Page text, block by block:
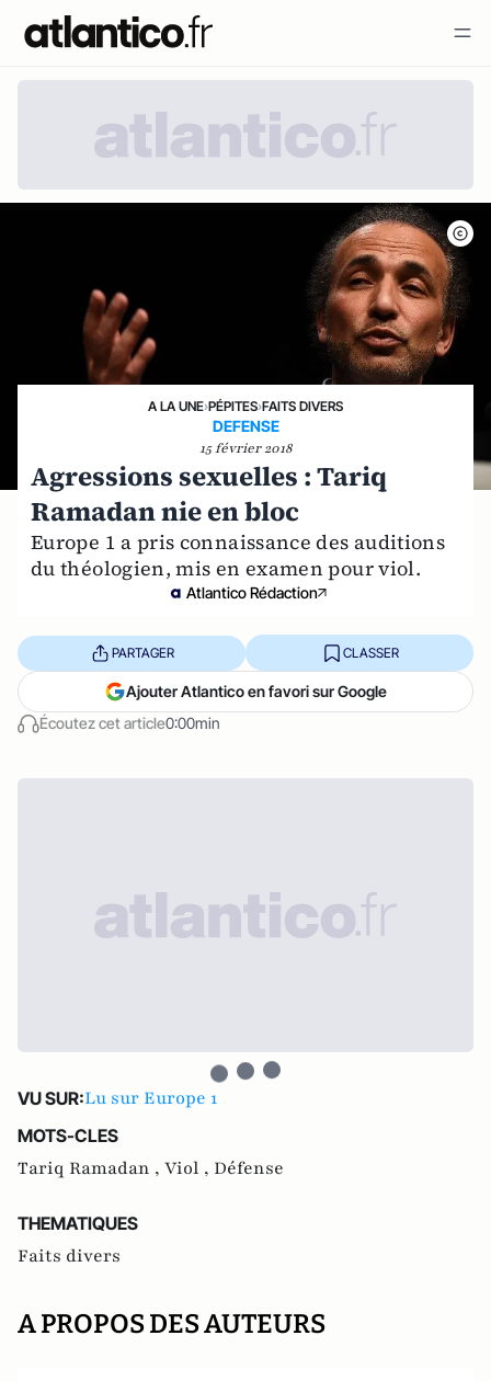
A LA UNE›PÉPITES›FAITS DIVERS
DEFENSE
15 février 2018
Agressions sexuelles : Tariq
Ramadan nie en bloc
Europe 1 a pris connaissance des auditions
du théologien, mis en examen pour viol.
Atlantico Rédaction
Écoutez cet article0:00min
PARTAGER CLASSER
Ajouter Atlantico en favori sur Google
VU SUR:Lu sur Europe 1
MOTS-CLES
Tariq Ramadan , Viol , Défense
THEMATIQUES
Faits divers
A PROPOS DES AUTEURS